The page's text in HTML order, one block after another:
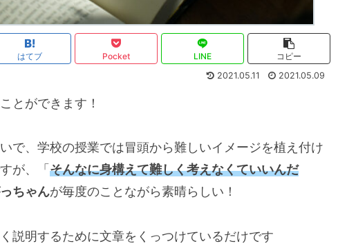
はてブ Pocket LINE
コピー
2021.05.11
2021.05.09
とができます！
で、学校の授業では冒頭から難しいイメージを植え付け
が、「 そんなに身構えて難しく考えなくていいんだ
ちゃんが毎度のことながら素晴らしい！
説明するために文章をくっつけているだけです